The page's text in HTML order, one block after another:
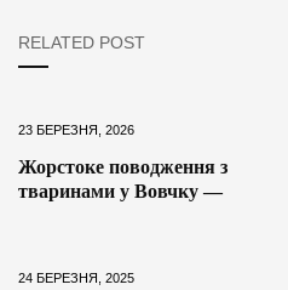
RELATED POST
23 БЕРЕЗНЯ, 2026
Жорстоке поводження з
тваринами у Вовчку —
24 БЕРЕЗНЯ, 2025